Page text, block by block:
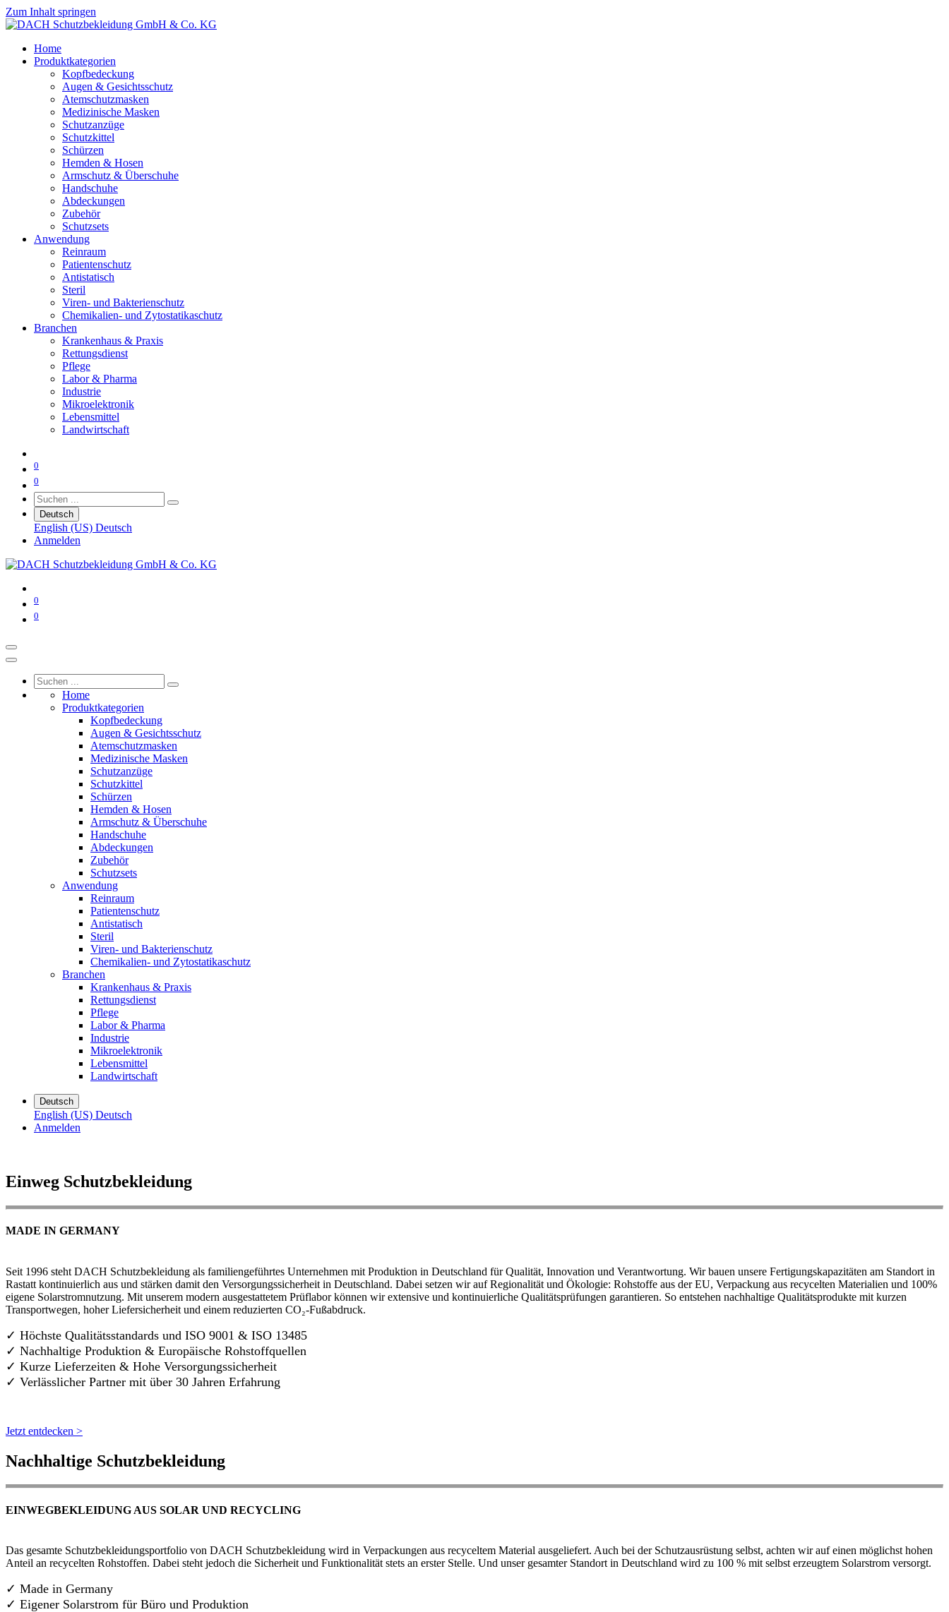
Zum Inhalt springen
Home
Produktkategorien
Kopfbedeckung
Augen & Gesichtsschutz
Atemschutzmasken
Medizinische Masken
Schutzanzüge
Schutzkittel
Schürzen
Hemden & Hosen
Armschutz & Überschuhe
Handschuhe
Abdeckungen
Zubehör
Schutzsets
Anwendung
Reinraum
Patientenschutz
Antistatisch
Steril
Viren- und Bakterienschutz
Chemikalien- und Zytostatikaschutz
Branchen
Krankenhaus & Praxis
Rettungsdienst
Pflege
Labor & Pharma
Industrie
Mikroelektronik
Lebensmittel
Landwirtschaft
0
0
Deutsch
English (US) Deutsch
Anmelden
0
0
Home
Produktkategorien
Kopfbedeckung
Augen & Gesichtsschutz
Atemschutzmasken
Medizinische Masken
Schutzanzüge
Schutzkittel
Schürzen
Hemden & Hosen
Armschutz & Überschuhe
Handschuhe
Abdeckungen
Zubehör
Schutzsets
Anwendung
Reinraum
Patientenschutz
Antistatisch
Steril
Viren- und Bakterienschutz
Chemikalien- und Zytostatikaschutz
Branchen
Krankenhaus & Praxis
Rettungsdienst
Pflege
Labor & Pharma
Industrie
Mikroelektronik
Lebensmittel
Landwirtschaft
Deutsch
English (US) Deutsch
Anmelden
Einweg Schutzbekleidung
MADE IN GERMANY
Seit 1996 steht DACH Schutzbekleidung als familiengeführtes Unternehmen mit Produktion in Deutschland für Qualität, Innovation und Verantwortung. Wir bauen unsere Fertigungskapazitäten am Standort in
Rastatt kontinuierlich aus und stärken damit den Versorgungssicherheit in Deutschland. Dabei setzen wir auf Regionalität und Ökologie: Rohstoffe aus der EU, Verpackung aus recycelten Materialien und 100%
eigene Solarstromnutzung. Mit unserem modern ausgestattetem Prüflabor können wir extensive und kontinuierliche Qualitätsprüfungen garantieren. So entstehen nachhaltige Qualitätsprodukte mit kurzen
Transportwegen, hoher Liefersicherheit und einem reduzierten CO₂-Fußabdruck.
✓ Höchste Qualitätsstandards und ISO 9001 & ISO 13485
✓ Nachhaltige Produktion & Europäische Rohstoffquellen
✓ Kurze Lieferzeiten & Hohe Versorgungssicherheit
✓ Verlässlicher Partner mit über 30 Jahren Erfahrung
Jetzt entdecken >
Nachhaltige Schutzbekleidung
EINWEGBEKLEIDUNG AUS SOLAR UND RECYCLING
Das gesamte Schutzbekleidungsportfolio von DACH Schutzbekleidung wird in Verpackungen aus recyceltem Material ausgeliefert. Auch bei der Schutzausrüstung selbst, achten wir auf einen möglichst hohen
Anteil an recycelten Rohstoffen. Dabei steht jedoch die Sicherheit und Funktionalität stets an erster Stelle. Und unser gesamter Standort in Deutschland wird zu 100 % mit selbst erzeugtem Solarstrom versorgt.
✓ Made in Germany
✓ Eigener Solarstrom für Büro und Produktion